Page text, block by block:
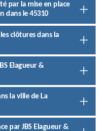
par la mise en place
dans le 45310
clôtures dans la
Elagueur &
la ville de La
par JBS Elagueur &